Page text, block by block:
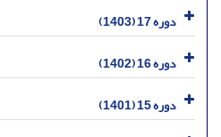
دوره 17 (1403)
دوره 16 (1402)
دوره 15 (1401)